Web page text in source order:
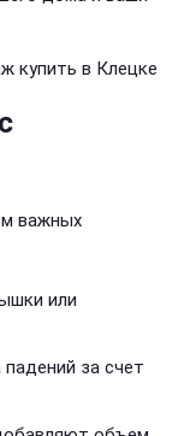
важных
или
за счет